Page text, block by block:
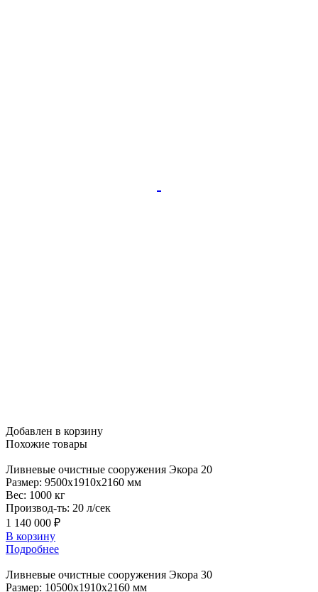
Добавлен в корзину
Похожие товары
Ливневые очистные сооружения Экора 20
Размер: 9500x1910x2160 мм
Вес: 1000 кг
Производ-ть: 20 л/сек
1 140 000 ₽
В корзину
Подробнее
Ливневые очистные сооружения Экора 30
Размер: 10500x1910x2160 мм